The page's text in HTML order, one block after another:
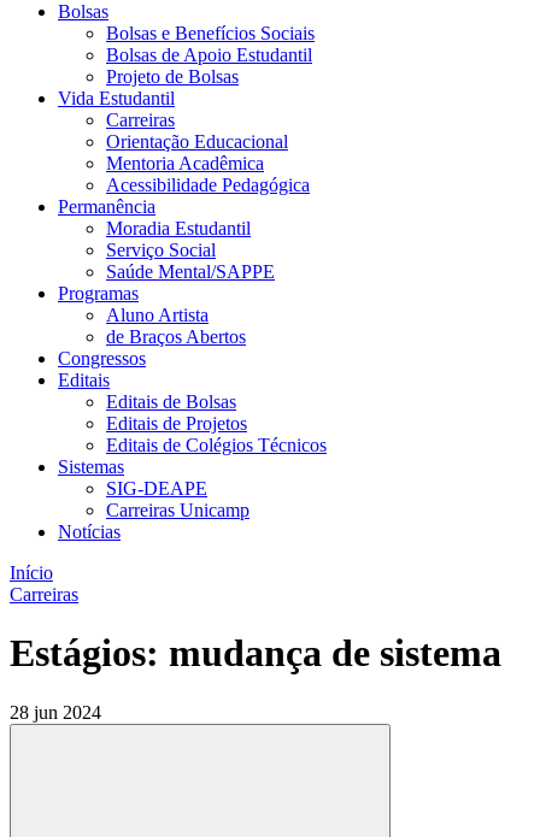
Bolsas
Bolsas e Benefícios Sociais
Bolsas de Apoio Estudantil
Projeto de Bolsas
Vida Estudantil
Carreiras
Orientação Educacional
Mentoria Acadêmica
Acessibilidade Pedagógica
Permanência
Moradia Estudantil
Serviço Social
Saúde Mental/SAPPE
Programas
Aluno Artista
de Braços Abertos
Congressos
Editais
Editais de Bolsas
Editais de Projetos
Editais de Colégios Técnicos
Sistemas
SIG-DEAPE
Carreiras Unicamp
Notícias
Início
Carreiras
Estágios: mudança de sistema
28 jun 2024